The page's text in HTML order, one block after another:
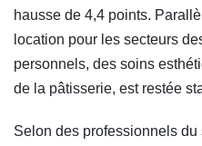
hausse de 4,4 points.
location pour les secteurs
personnels, des soins
de la pâtisserie, est restée
Selon des professionnels